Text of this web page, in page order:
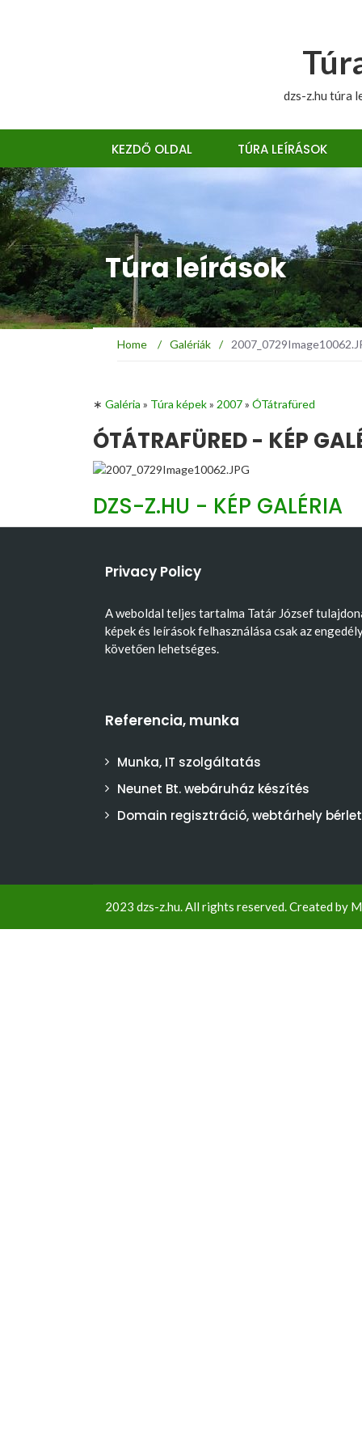
dzs-z.hu túra
KEZDŐ OLDAL TÚRA LEÍRÁSOK
Túra leírások
Home / Galériák /
∗ Galéria » Túra képek» 2007» ÓTátrafüred
ÓTÁTRAFÜRED - KÉP
DZS-Z.HU - KÉP GALÉRIA
Privacy Policy
A weboldal teljes tartalma Tatár József
képek és leírások felhasználása csak az
követően lehetséges.
Referencia, munka
Munka, IT szolgáltatás
Neunet Bt. webáruház készítés
Domain regisztráció, webtárhely bérlet
2023 dzs-z.hu. All rights reserved. Created by